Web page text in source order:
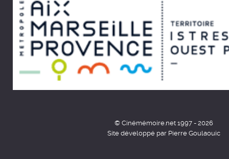
© Cinémémoire.net 1997 - 2026
Site développé par Pierre Goulaouic